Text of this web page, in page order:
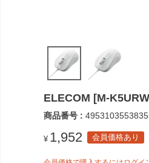
ELECOM [M-
商品番号 4953103553835
¥ 1,952 会員価格あり